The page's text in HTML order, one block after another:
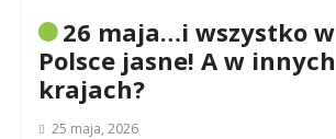
26 maja…i wszystko w
Polsce jasne! A w innych
krajach?
25 maja, 2026